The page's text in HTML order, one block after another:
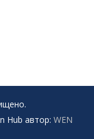
Hub автор: WEN